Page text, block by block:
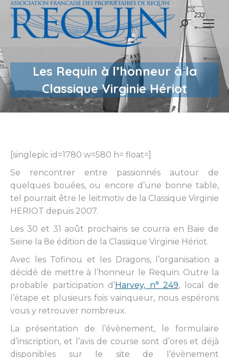
Recherche
Les Requin à l’honneur à la
Classique Virginie Hériot
[singlepic id=1780 w=580 h= float=]
Se rencontrer entre passionnés autour de
quelques bouées, ou encore d’une bonne table,
tel pourrait être le leitmotiv de la Classique Virginie
HERIOT depuis 2007.
Les 30 et 31 août prochains se courra en Baie de
Seine la 8e édition de la Classique Virginie Hériot.
Avec les Tofinou et les Dragons, l’organisation a
décidé de mettre à l’honneur le Requin. Outre la
probable participation d’Harvey, n° 249, local de
l’étape et plusieurs fois vainqueur, nous espérons
vous y retrouver nombreux.
La présentation de l’évènement, le formulaire
d’inscription, et l’avis de course sont d’ores et déjà
disponibles sur le site de l’évènement